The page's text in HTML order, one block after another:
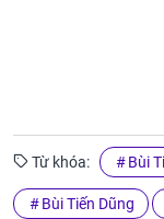
Từ khóa: Bùi
Bùi Tiến Dũng